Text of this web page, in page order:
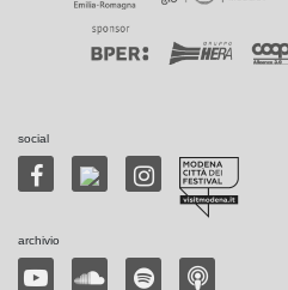
social
archivio